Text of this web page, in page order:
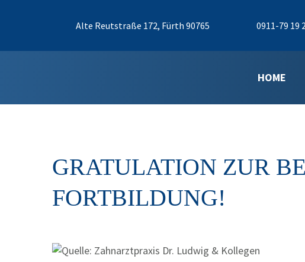
Alte Reutstraße 172, Fürth 90765 0911-79 19
HOME
GRATULATION ZUR
FORTBILDUNG!